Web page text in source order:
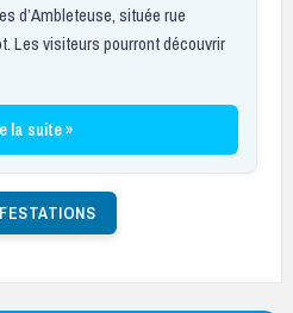
d’Ambleteuse, située rue
Les visiteurs pourront découvrir
la suite »